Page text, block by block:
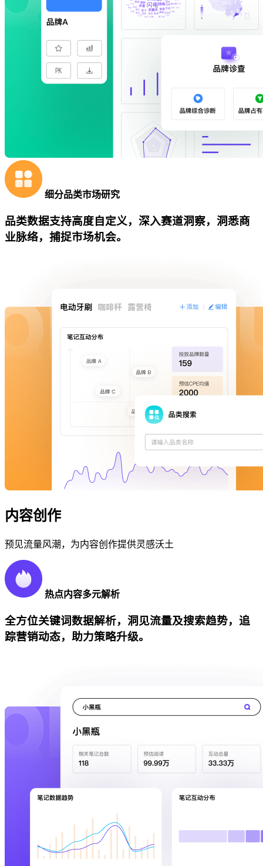
细分品类市场研究
品类数据支持高度自定义，深入赛道洞察，洞悉商
业脉络，捕捉市场机会。
内容创作
预见流量风潮，为内容创作提供灵感沃土
热点内容多元解析
全方位关键词数据解析，洞见流量及搜索趋势，追
踪营销动态，助力策略升级。